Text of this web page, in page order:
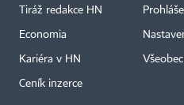
Tiráž redakce HN
Economia
Kariéra v HN
Ceník inzerce